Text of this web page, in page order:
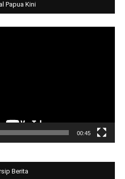
Papua Kini
00:45
Berita